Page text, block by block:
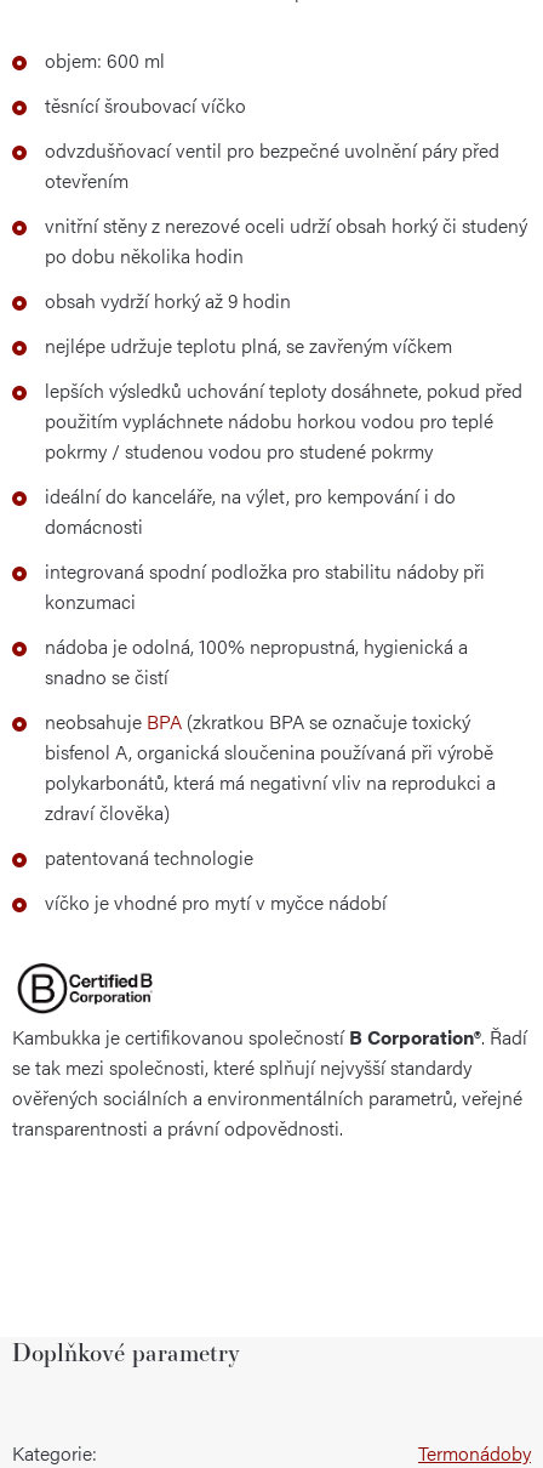
objem: 600 ml
těsnící šroubovací víčko
odvzdušňovací ventil pro bezpečné uvolnění páry před
otevřením
vnitřní stěny z nerezové oceli udrží obsah horký či studený
po dobu několika hodin
obsah vydrží horký až 9 hodin
nejlépe udržuje teplotu plná, se zavřeným víčkem
lepších výsledků uchování teploty dosáhnete, pokud před
použitím vypláchnete nádobu horkou vodou pro teplé
pokrmy / studenou vodou pro studené pokrmy
ideální do kanceláře, na výlet, pro kempování i do
domácnosti
integrovaná spodní podložka pro stabilitu nádoby při
konzumaci
nádoba je odolná, 100% nepropustná, hygienická a
snadno se čistí
neobsahuje BPA (zkratkou BPA se označuje toxický
bisfenol A, organická sloučenina používaná při výrobě
polykarbonátů, která má negativní vliv na reprodukci a
zdraví člověka)
patentovaná technologie
víčko je vhodné pro mytí v myčce nádobí
Kambukka je certifikovanou společnostíB Corporation®. Řadí
se tak mezi společnosti, které splňují nejvyšší standardy
ověřených sociálních a environmentálních parametrů, veřejné
transparentnosti a právní odpovědnosti.
Doplňkové parametry
Kategorie: Termonádoby